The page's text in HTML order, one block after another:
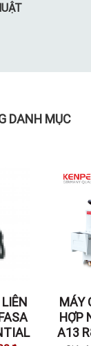
DANH MỤC
MÁY
HỢP
A13